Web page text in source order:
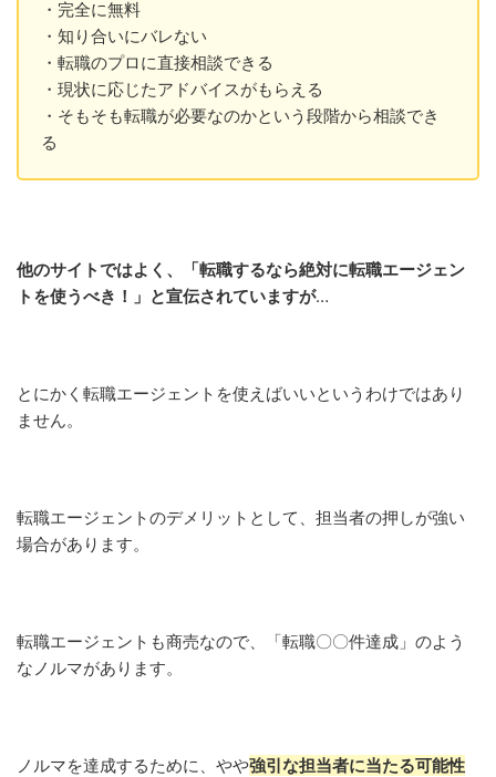
・完全に無料
・知り合いにバレない
・転職のプロに直接相談できる
・現状に応じたアドバイスがもらえる
・そもそも転職が必要なのかという段階から相談でき
る
他のサイトではよく、「転職するなら絶対に転職エージェン
トを使うべき！」と宣伝されていますが…
とにかく転職エージェントを使えばいいというわけではあり
ません。
転職エージェントのデメリットとして、担当者の押しが強い
場合があります。
転職エージェントも商売なので、「転職〇〇件達成」のよう
なノルマがあります。
ノルマを達成するために、やや強引な担当者に当たる可能性